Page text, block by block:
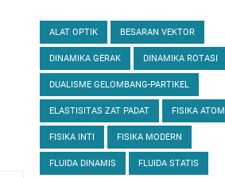
ALAT OPTIK BESARAN VEKTOR
DINAMIKA GERAK DINAMIKA ROTASI
DUALISME GELOMBANG-PARTIKEL
ELASTISITAS ZAT PADAT FISIKA ATOM
FISIKA INTI FISIKA MODERN
FLUIDA DINAMIS FLUIDA STATIS